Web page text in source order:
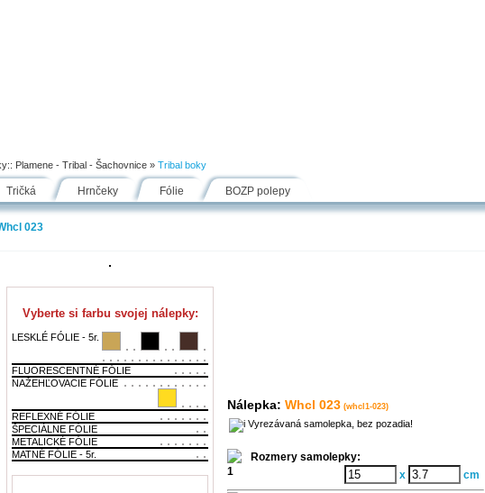
Plamene - Tribal - Šachovnice » Tribal boky
Tričká Hrnčeky Fólie BOZP polepy
023
Vyberte si farbu svojej nálepky:
LESKLÉ FÓLIE - 5r.
FLUORESCENTNÉ FÓLIE
NAŽEHĽOVACIE FÓLIE
REFLEXNÉ FÓLIE
ŠPECIÁLNE FÓLIE
METALICKÉ FÓLIE
MATNÉ FÓLIE - 5r.
Nálepka: Whcl 023 (whcl1-023)
Vyrezávaná samolepka, bez pozadia!
Rozmery samolepky:
x
cm